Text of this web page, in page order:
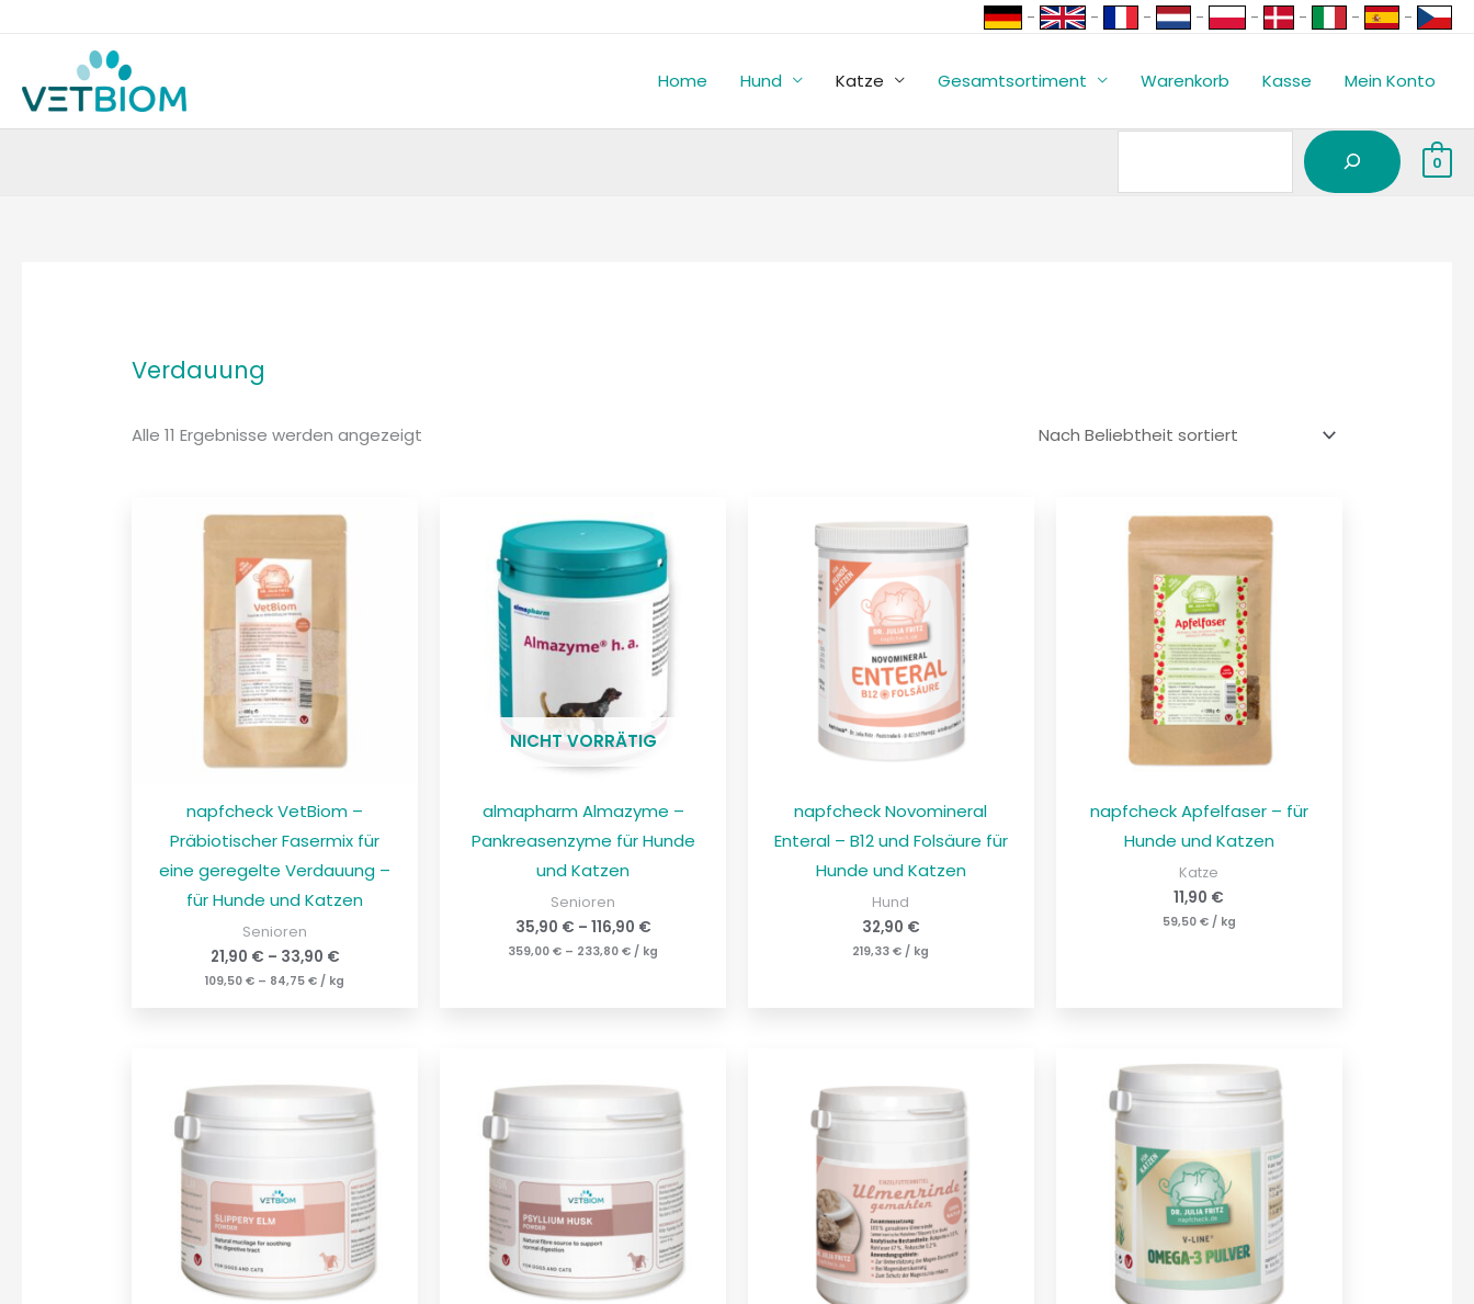
- - - - - - - -
Home Hund Katze Gesamtsortiment Warenkorb Kasse Mein Konto
Suchen
0
Verdauung
Alle 11 Ergebnisse werden angezeigt
napfcheck VetBiom –
Präbiotischer Fasermix für
eine geregelte Verdauung –
für Hunde und Katzen
Senioren
21,90 € – 33,90 €
109,50€ – 84,75€ / kg
NICHT VORRÄTIG
almapharm Almazyme –
Pankreasenzyme für Hunde
und Katzen
Senioren
35,90 € – 116,90 €
359,00 € – 233,80 € / kg
napfcheck Novomineral
Enteral – B12 und Folsäure für
Hunde und Katzen
Hund
32,90 €
219,33€ / kg
napfcheck Apfelfaser – für
Hunde und Katzen
Katze
11,90 €
59,50 €/ kg